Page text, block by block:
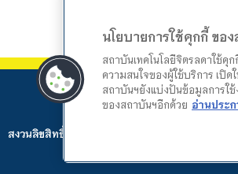
สงวนลิขสิทธิ์ © 2024 สถาบันเทคโนโลยีจิตรลดา.
นโยบายการใช้คุกกี้ ขอ
สถาบันเทคโนโลยีจิตรลดาใช้คุ
ความสนใจของผู้ใช้บริการ เปิ
สถาบันฯยังแบ่งปันข้อมูลการใช้
ของสถาบันฯอีกด้วย อ่านประ